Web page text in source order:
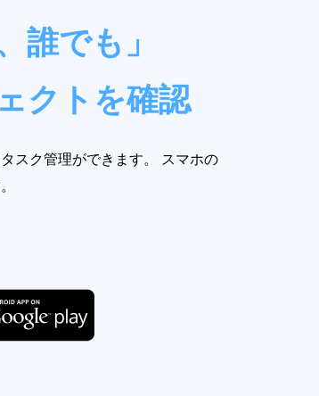
誰でも」
クトを確認
スク管理ができます。 スマホの